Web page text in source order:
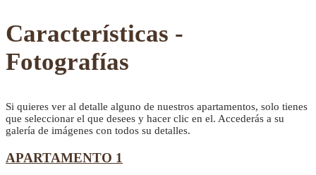
Características -
Fotografías
Si quieres ver al detalle alguno de nuestros apartamentos, solo tienes
que seleccionar el que desees y hacer clic en el. Accederás a su
galería de imágenes con todos su detalles.
APARTAMENTO 1